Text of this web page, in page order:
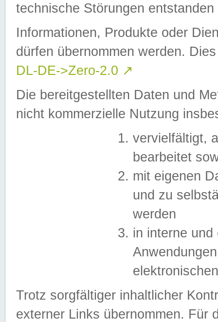
technische Störungen
Informationen, Produkte oder
dürfen übernommen werden.
DL-DE->Zero-2.0 ↗
Die bereitgestellten Daten und
nicht kommerzielle Nutzung
vervielfältigt,
bearbeitet
mit eigenen
und zu
werden
in interne
Trotz sorgfältiger inhaltlicher
externer Links übernommen. Für